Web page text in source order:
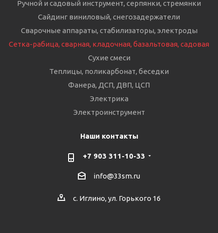
Ручной и садовый инструмент, серпянки, стремянки
Сайдинг виниловый, снегозадержатели
Сварочные аппараты, стабилизаторы, электроды
Сетка-рабица, сварная, кладочная, базальтовая, садовая
Сухие смеси
Теплицы, поликарбонат, беседки
Фанера, ДСП, ДВП, ЦСП
Электрика
Электроинструмент
Наши контакты
+7 903 311-10-33
info@33sm.ru
с. Иглино, ул. Горького 16